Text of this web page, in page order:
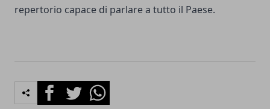
repertorio capace di parlare a tutto il Paese.
FacebookTwitterWhatsapp